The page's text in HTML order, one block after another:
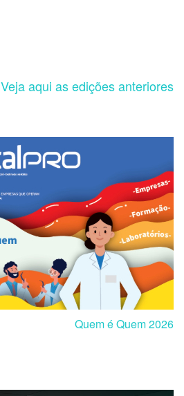
Veja aqui as edições anteriores
Quem é Quem 2026